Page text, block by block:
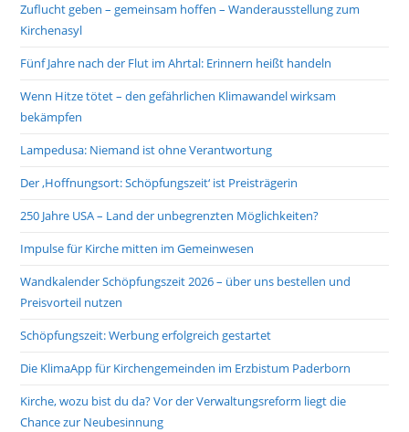
Zuflucht geben – gemeinsam hoffen – Wanderausstellung zum
Kirchenasyl
Fünf Jahre nach der Flut im Ahrtal: Erinnern heißt handeln
Wenn Hitze tötet – den gefährlichen Klimawandel wirksam
bekämpfen
Lampedusa: Niemand ist ohne Verantwortung
Der ‚Hoffnungsort: Schöpfungszeit‘ ist Preisträgerin
250 Jahre USA – Land der unbegrenzten Möglichkeiten?
Impulse für Kirche mitten im Gemeinwesen
Wandkalender Schöpfungszeit 2026 – über uns bestellen und
Preisvorteil nutzen
Schöpfungszeit: Werbung erfolgreich gestartet
Die KlimaApp für Kirchengemeinden im Erzbistum Paderborn
Kirche, wozu bist du da? Vor der Verwaltungsreform liegt die
Chance zur Neubesinnung